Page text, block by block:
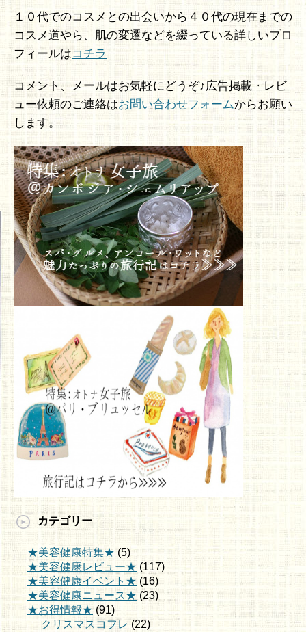
１０代でのコスメとの出会いから４０代の現在までの
コスメ道やら、肌の変遷などを綴っている詳しいプロ
フィールはコチラ
コメント、メールはお気軽にどうぞ♪広告掲載・レビ
ュー依頼のご連絡はお問い合わせフォームからお願い
します。
カテゴリー
★美容健康特集★ (5)
★美容健康レビュー★ (117)
★美容健康イベント★ (16)
★美容健康ニュース★ (23)
★お得情報★(91)
クリスマスコフレ (22)